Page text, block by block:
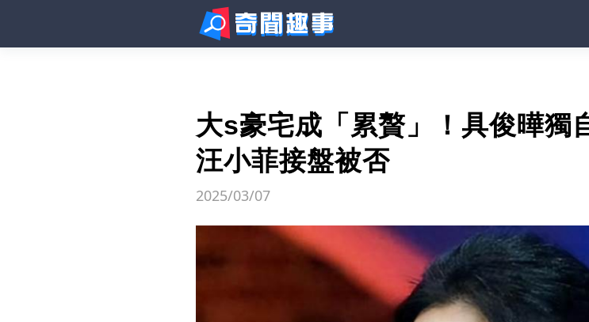
大s豪宅成「累贅」！具俊曄獨
汪小菲接盤被否
2025/03/07